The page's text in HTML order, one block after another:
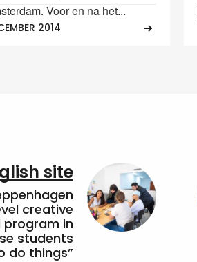
Voor en na het...
2014
site
creative
in
students
do things”